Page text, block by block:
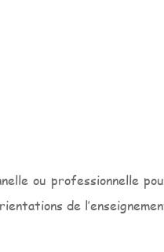
ou professionnelle
de